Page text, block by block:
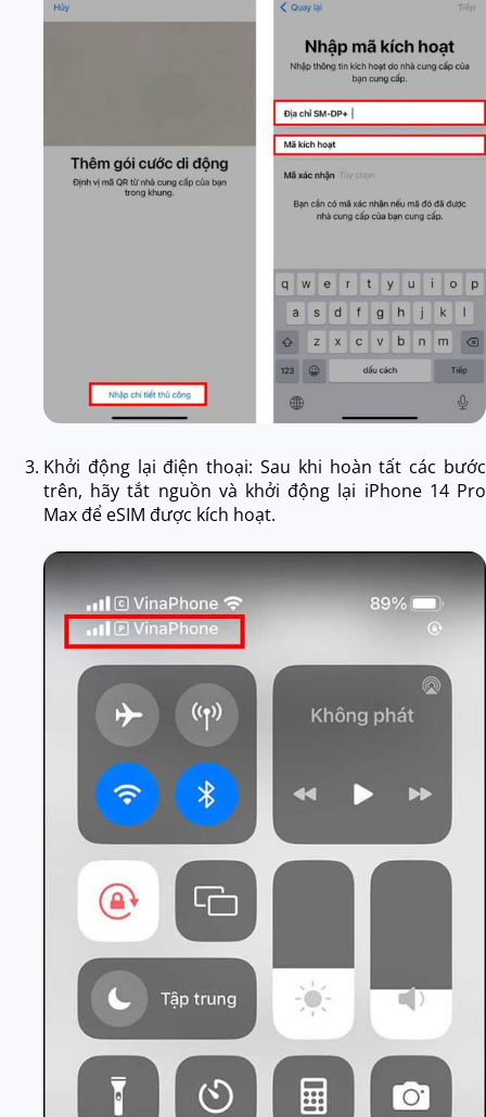
Khởi động lại điện thoại: Sau khi hoàn tất các bước
trên, hãy tắt nguồn và khởi động lại iPhone 14 Pro
Max để eSIM được kích hoạt.